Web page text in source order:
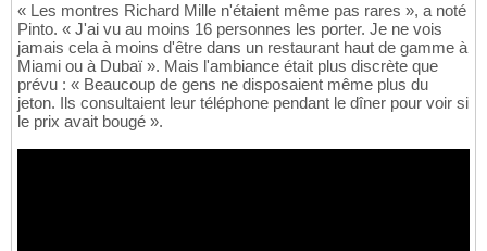
« Les montres Richard Mille n'étaient même pas rares », a noté
Pinto. « J'ai vu au moins 16 personnes les porter. Je ne vois
jamais cela à moins d'être dans un restaurant haut de gamme à
Miami ou à Dubaï ». Mais l'ambiance était plus discrète que
prévu : « Beaucoup de gens ne disposaient même plus du
jeton. Ils consultaient leur téléphone pendant le dîner pour voir si
le prix avait bougé ».